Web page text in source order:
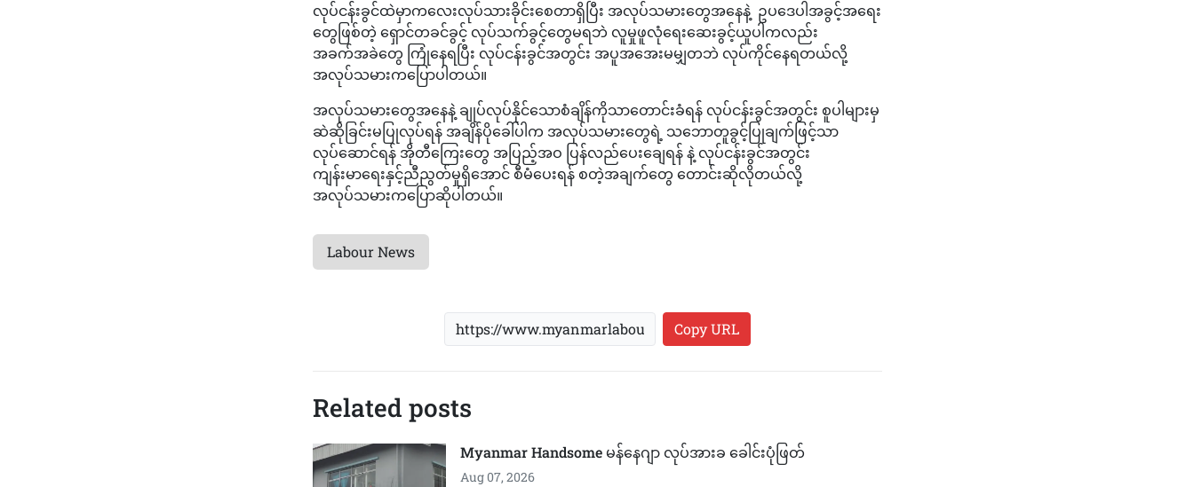
လုပ်ငန်းခွင်ထဲမှာကလေးလုပ်သားခိုင်းစေတာရှိပြီး အလုပ်သမားတွေအနေနဲ့ ဥပဒေပါအခွင့်အရေး
တွေဖြစ်တဲ့ ရှောင်တခင်ခွင့် လုပ်သက်ခွင့်တွေမရဘဲ လူမှုဖူလုံရေးဆေးခွင့်ယူပါကလည်း
အခက်အခဲတွေ ကြုံနေရပြီး လုပ်ငန်းခွင်အတွင်း အပူအအေးမမျှတဘဲ လုပ်ကိုင်နေရတယ်လို့
အလုပ်သမားကပြောပါတယ်။
အလုပ်သမားတွေအနေနဲ့ ချုပ်လုပ်နိုင်သောစံချိန်ကိုသာတောင်းခံရန် လုပ်ငန်းခွင်အတွင်း စူပါများမှ
ဆဲဆိုခြင်းမပြုလုပ်ရန် အချိန်ပိုခေါ်ပါက အလုပ်သမားတွေရဲ့ သဘောတူခွင့်ပြုချက်ဖြင့်သာ
လုပ်ဆောင်ရန် အိုတီကြေးတွေ အပြည့်အဝ ပြန်လည်ပေးချေရန် နဲ့ လုပ်ငန်းခွင်အတွင်း
ကျန်းမာရေးနှင့်ညီညွတ်မှုရှိအောင် စီမံပေးရန် စတဲ့အချက်တွေ တောင်းဆိုလိုတယ်လို့
အလုပ်သမားကပြောဆိုပါတယ်။
Labour News
Copy URL
Related posts
Myanmar Handsome မန်နေဂျာ လုပ်အားခ ခေါင်းပုံဖြတ်
Aug 07, 2026